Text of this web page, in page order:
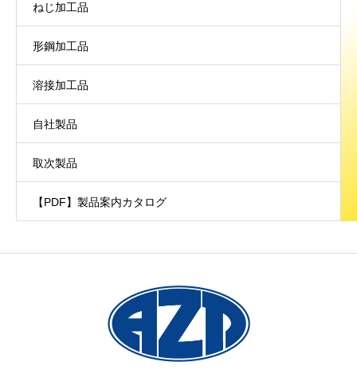
ねじ加工品
形鋼加工品
溶接加工品
自社製品
取次製品
【PDF】製品案内カタログ